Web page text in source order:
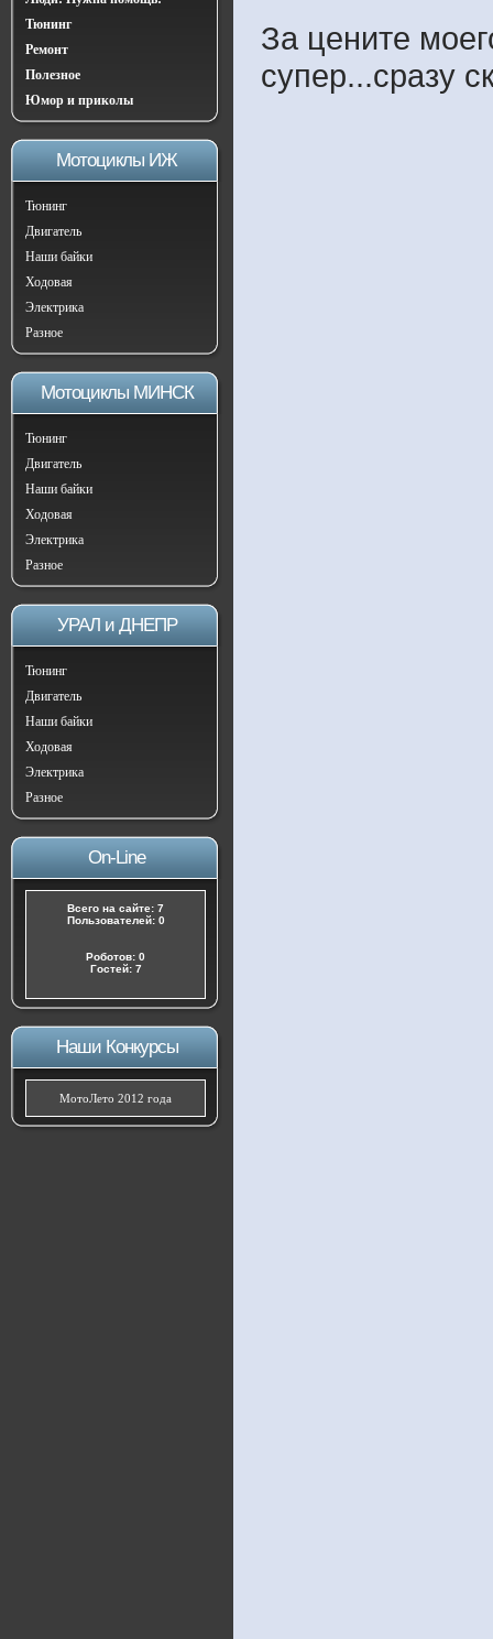
Тюнинг
Ремонт
Полезное
Юмор и приколы
Мотоциклы ИЖ
Тюнинг
Двигатель
Наши байки
Ходовая
Электрика
Разное
Мотоциклы МИНСК
Тюнинг
Двигатель
Наши байки
Ходовая
Электрика
Разное
УРАЛ и ДНЕПР
Тюнинг
Двигатель
Наши байки
Ходовая
Электрика
Разное
On-Line
Всего на сайте: 7
Пользователей: 0
Роботов: 0
Гостей: 7
Наши Конкурсы
МотоЛето 2012 года
За цените
супер...сразу